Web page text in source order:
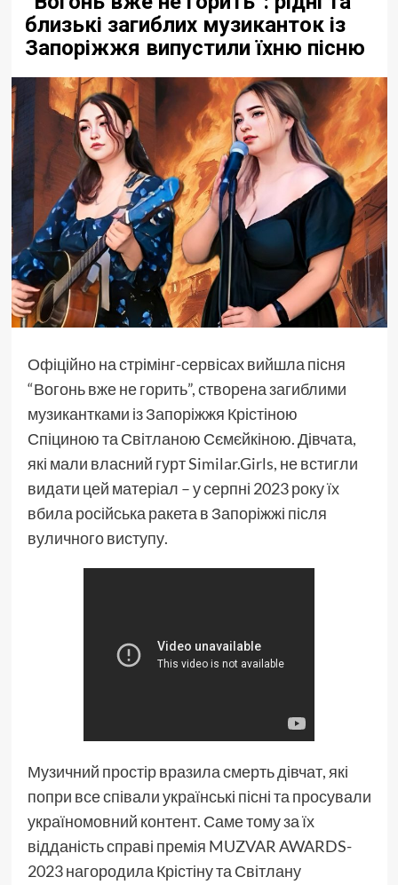
близькі загиблих музиканток із
Запоріжжя випустили їхню пісню
Офіційно на стрімінг-сервісах вийшла пісня
“Вогонь вже не горить”, створена загиблими
музикантками із Запоріжжя Крістіною
Спіциною та Світланою Сємєйкіною. Дівчата,
які мали власний гурт Similar.Girls, не встигли
видати цей матеріал – у серпні 2023 року їх
вбила російська ракета в Запоріжжі після
вуличного виступу.
Музичний простір вразила смерть дівчат, які
попри все співали українські пісні та просували
україномовний контент. Саме тому за їх
відданість справі премія MUZVAR AWARDS-
2023 нагородила Крістіну та Світлану